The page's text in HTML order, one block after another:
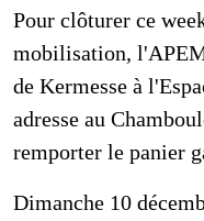
Pour clôturer ce
mobilisation,
de Kermesse à
adresse au
remporter le panier
Dimanche 10